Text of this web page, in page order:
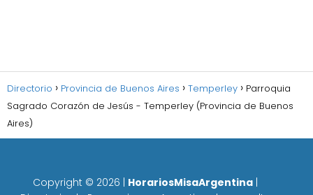
Directorio Provincia de Buenos Aires Temperley
Parroquia
Sagrado Corazón de Jesús - Temperley (Provincia de Buenos
Aires)
Copyright © 2026 HorariosMisaArgentina